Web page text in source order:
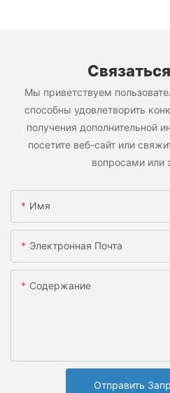
Мы приветствуем
способны удовлетворить
получения дополнительной
посетите веб-сайт или
вопросами или
Имя
Электронная Почта
Содержание
Отправить